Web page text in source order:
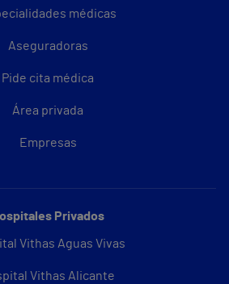
médicas
Aseguradoras
Pide cita médica
Área privada
Empresas
Privados
Vithas Aguas Vivas
Vithas Alicante